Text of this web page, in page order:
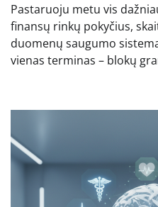
Pastaruoju metu vis
finansų rinkų pokyčius,
duomenų saugumo
vienas terminas – blokų